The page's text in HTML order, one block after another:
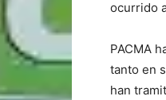
ocurrido
PACMA
tanto en
han